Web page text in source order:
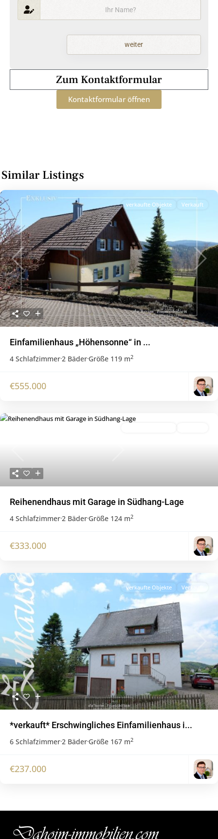
weiter
Zum Kontaktformular
Kontaktformular öffnen
Similar Listings
Previous Next
verkaufte Objekte Verkauft
Einfamilienhaus „Höhensonne“ in ...
4 Schlafzimmer·2 Bäder·Größe 119 m2
€555.000
Reihenendhaus mit Garage in Südhang-Lage
4 Schlafzimmer·2 Bäder·Größe 124 m2
€333.000
Previous
verkaufte Objekte Verkauft
*verkauft* Erschwingliches Einfamilienhaus i...
6 Schlafzimmer·2 Bäder·Größe 167 m2
€237.000